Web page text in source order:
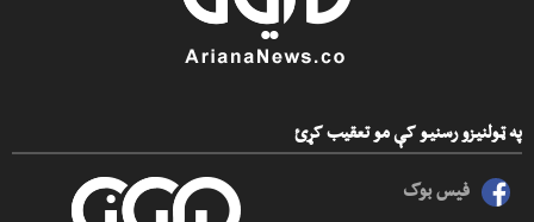
په ټولنیزو رسنیو کې مو تعقیب کړئ
فیس بوک